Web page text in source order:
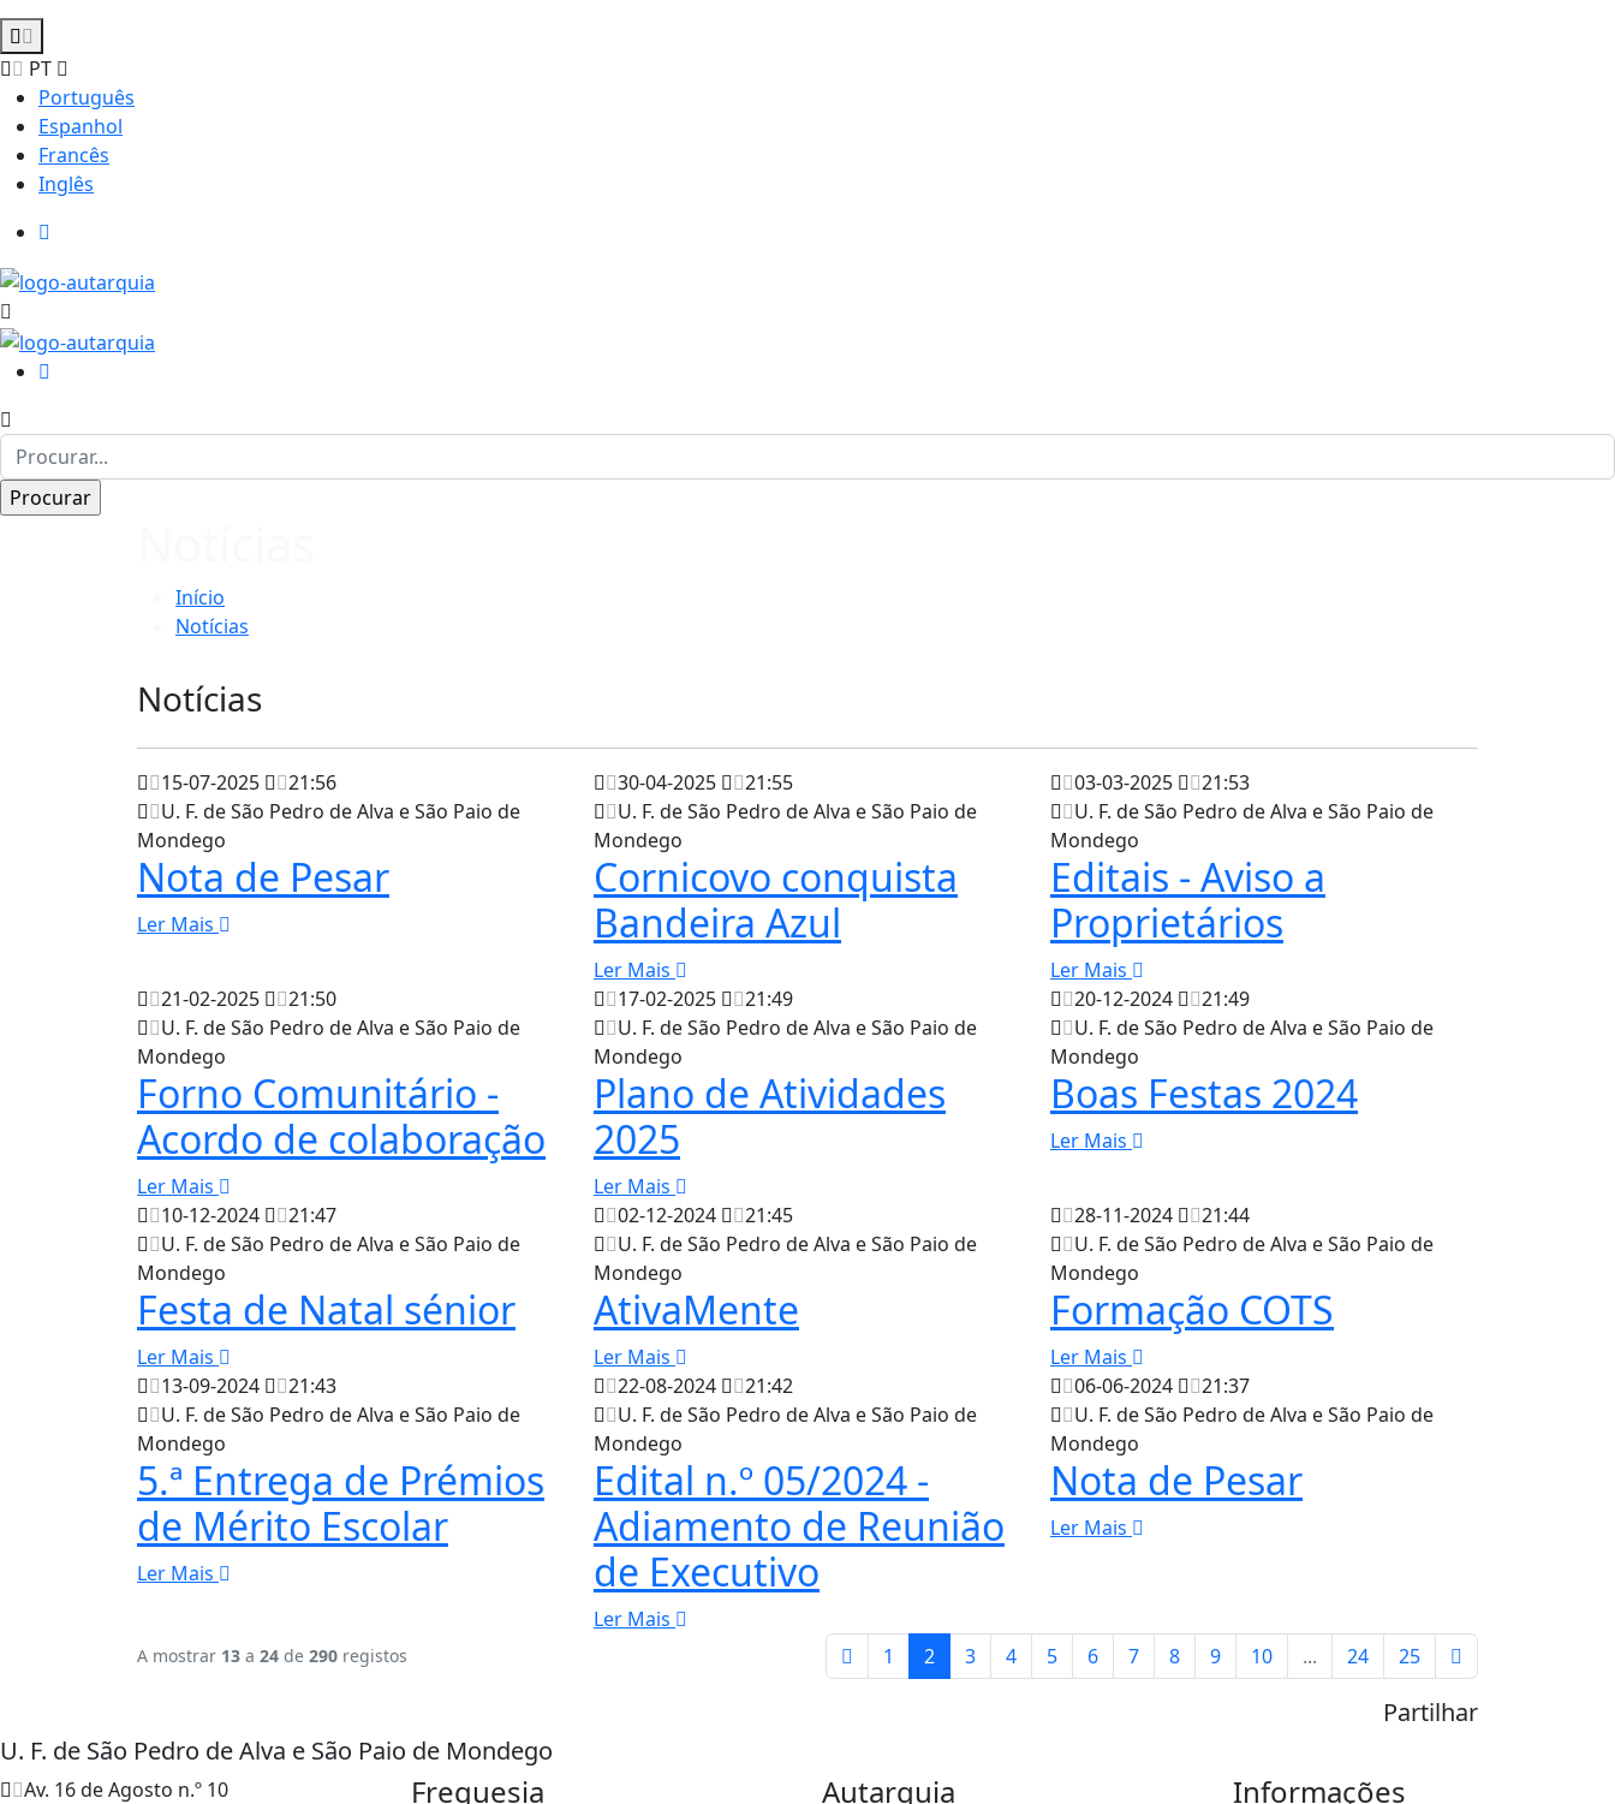
PT
Português
Espanhol
Francês
Inglês
Início
Notícias
Notícias
15-07-2025
21:56
U. F. de São Pedro de Alva e São Paio de
Mondego
Nota de Pesar
Ler Mais
30-04-2025
21:55
U. F. de São Pedro de Alva e São Paio de
Mondego
Cornicovo conquista
Bandeira Azul
Ler Mais
03-03-2025
21:53
U. F. de São Pedro de Alva e São Paio de
Mondego
Editais - Aviso a
Proprietários
Ler Mais
21-02-2025
21:50
U. F. de São Pedro de Alva e São Paio de
Mondego
Forno Comunitário -
Acordo de colaboração
Ler Mais
17-02-2025
21:49
U. F. de São Pedro de Alva e São Paio de
Mondego
Plano de Atividades
2025
Ler Mais
20-12-2024
21:49
U. F. de São Pedro de Alva e São Paio de
Mondego
Boas Festas 2024
Ler Mais
10-12-2024
21:47
U. F. de São Pedro de Alva e São Paio de
Mondego
Festa de Natal sénior
Ler Mais
02-12-2024
21:45
U. F. de São Pedro de Alva e São Paio de
Mondego
AtivaMente
Ler Mais
28-11-2024
21:44
U. F. de São Pedro de Alva e São Paio de
Mondego
Formação COTS
Ler Mais
13-09-2024
21:43
U. F. de São Pedro de Alva e São Paio de
Mondego
5.ª Entrega de Prémios
de Mérito Escolar
Ler Mais
22-08-2024
21:42
U. F. de São Pedro de Alva e São Paio de
Mondego
Edital n.º 05/2024 -
Adiamento de Reunião
de Executivo
Ler Mais
06-06-2024
21:37
U. F. de São Pedro de Alva e São Paio de
Mondego
Nota de Pesar
Ler Mais
A mostrar 13 a 24 de 290 registos 1 2 3 4 5 6 7 8 9 10 ... 24 25
Partilhar
U. F. de São Pedro de Alva e São Paio de Mondego
Av. 16 de Agosto n.º 10 Freguesia Autarquia Informações